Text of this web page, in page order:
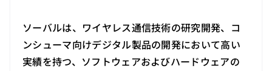
ソーバルは、ワイヤレス通信技術の研究開発、コ
ンシューマ向けデジタル製品の開発において高い
実績を持つ、ソフトウェアおよびハードウェアの